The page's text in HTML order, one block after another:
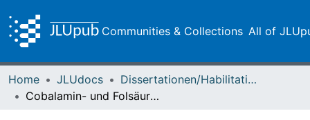
Communities & Collections All of
Home JLUdocs
Dissertationen/Habilitationen
Cobalamin- und Folsäurekonzentrationen hyperthyreoter Katzen vor und nach Radiojodbehandlung